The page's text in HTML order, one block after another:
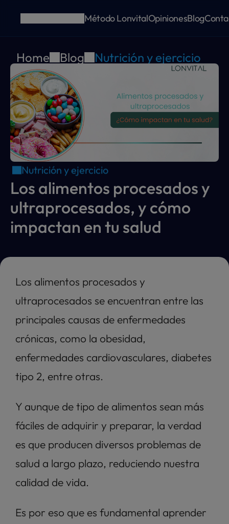
Método LonvitalOpinionesBlog
Home Blog Nutrición y ejercicio
Nutrición y ejercicio
Los alimentos procesados y
ultraprocesados, y cómo
impactan en tu salud
Los alimentos procesados y
ultraprocesados se encuentran entre las
principales causas de enfermedades
crónicas, como la obesidad,
enfermedades cardiovasculares, diabetes
tipo 2, entre otras.
Y aunque de tipo de alimentos sean más
fáciles de adquirir y preparar, la verdad
es que producen diversos problemas de
salud a largo plazo, reduciendo nuestra
calidad de vida.
Es por eso que es fundamental aprender